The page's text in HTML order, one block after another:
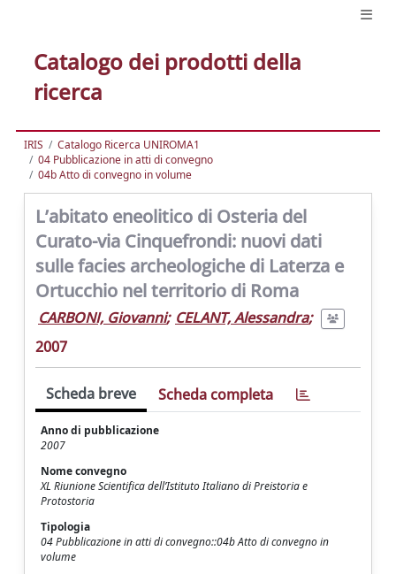
Catalogo dei prodotti della
ricerca
IRIS
Catalogo Ricerca UNIROMA1
04 Pubblicazione in atti di convegno
04b Atto di convegno in volume
L’abitato eneolitico di Osteria del
Curato-via Cinquefrondi: nuovi dati
sulle facies archeologiche di Laterza e
Ortucchio nel territorio di Roma
CARBONI, Giovanni; CELANT, Alessandra;
2007
Scheda breve Scheda completa
Anno di pubblicazione
2007
Nome convegno
XL Riunione Scientifica dell’Istituto Italiano di Preistoria e
Protostoria
Tipologia
04 Pubblicazione in atti di convegno::04b Atto di convegno in
volume